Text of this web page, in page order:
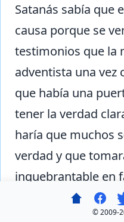
Satanás sabía que
causa porque se
testimonios que la
adventista una vez
que había una
tener la verdad
haría que muchos
verdad y que
inquebrantable en
verdad." (Ms 7,
© 2009-